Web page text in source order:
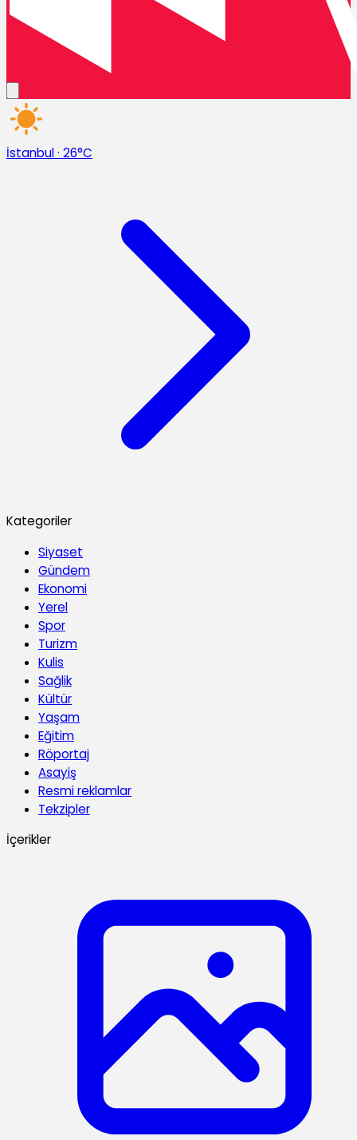
İstanbul· 26°C
Kategoriler
Siyaset
Gündem
Ekonomi
Yerel
Spor
Turizm
Kulis
Sağlik
Kültür
Yaşam
Eğitim
Röportaj
Asayiş
Resmi reklamlar
Tekzipler
İçerikler